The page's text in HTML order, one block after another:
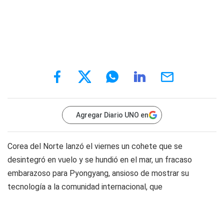
Agregar Diario UNO en
Corea del Norte lanzó el viernes un cohete que se
desintegró en vuelo y se hundió en el mar, un fracaso
embarazoso para Pyongyang, ansioso de mostrar su
tecnología a la comunidad internacional, que